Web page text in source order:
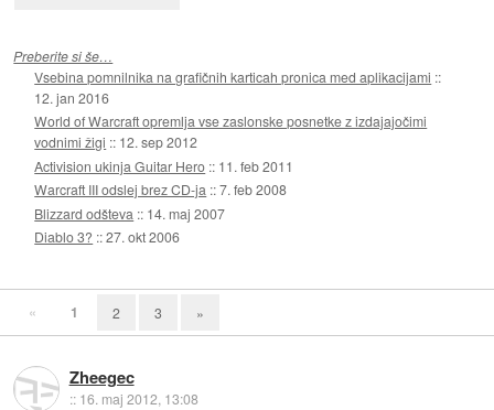
Preberite si še…
Vsebina pomnilnika na grafičnih karticah pronica med aplikacijami ::
12. jan 2016
World of Warcraft opremlja vse zaslonske posnetke z izdajajočimi
vodnimi žigi :: 12. sep 2012
Activision ukinja Guitar Hero :: 11. feb 2011
Warcraft III odslej brez CD-ja ::7. feb 2008
Blizzard odšteva :: 14. maj 2007
Diablo 3? ::27. okt 2006
« 1 2 3 »
Zheegec
:: 16. maj 2012, 13:08